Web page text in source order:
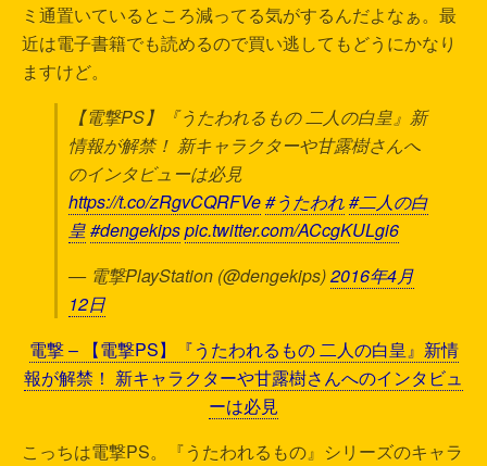
ミ通置いているところ減ってる気がするんだよなぁ。最
近は電子書籍でも読めるので買い逃してもどうにかなり
ますけど。
【電撃PS】『うたわれるもの 二人の白皇』新
情報が解禁！ 新キャラクターや甘露樹さんへ
のインタビューは必見
https://t.co/zRgvCQRFVe#うたわれ#二人の白
皇#dengekipspic.twitter.com/ACcgKULgi6
— 電撃PlayStation (@dengekips)2016年4月
12日
電撃 – 【電撃PS】『うたわれるもの 二人の白皇』新情
報が解禁！ 新キャラクターや甘露樹さんへのインタビュ
ーは必見
こっちは電撃PS。『うたわれるもの』シリーズのキャラ